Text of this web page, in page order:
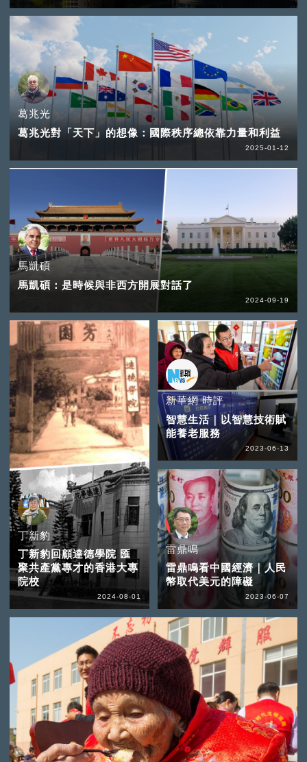
葛兆光
葛兆光對「天下」的想像：國際秩序總依靠力量和利益
2025-01-12
馬凱碩
馬凱碩：是時候與非西方開展對話了
2024-09-19
丁新豹
丁新豹回顧達德學院 匯
聚共產黨專才的香港大專
院校
2024-08-01
新華網 時評
智慧生活｜以智慧技術賦
能養老服務
2023-06-13
雷鼎鳴
雷鼎鳴看中國經濟｜人民
幣取代美元的障礙
2023-06-07